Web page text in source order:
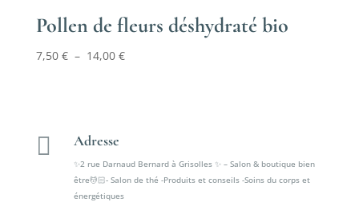
Pollen de fleurs déshydraté bio
7,50 € – 14,00 €Plage
 Adresse
✨2 rue Darnaud Bernard à Grisolles ✨ – Salon & boutique bien
être💆🏻- Salon de thé -Produits et conseils -Soins du corps et
énergétiques